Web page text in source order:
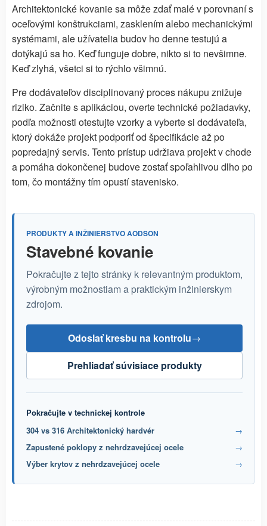
Architektonické kovanie sa môže zdať malé v porovnaní s
oceľovými konštrukciami, zasklením alebo mechanickými
systémami, ale užívatelia budov ho denne testujú a
dotýkajú sa ho. Keď funguje dobre, nikto si to nevšimne.
Keď zlyhá, všetci si to rýchlo všimnú.
Pre dodávateľov disciplinovaný proces nákupu znižuje
riziko. Začnite s aplikáciou, overte technické požiadavky,
podľa možnosti otestujte vzorky a vyberte si dodávateľa,
ktorý dokáže projekt podporiť od špecifikácie až po
popredajný servis. Tento prístup udržiava projekt v chode
a pomáha dokončenej budove zostať spoľahlivou dlho po
tom, čo montážny tím opustí stavenisko.
PRODUKTY A INŽINIERSTVO AODSON
Stavebné kovanie
Pokračujte z tejto stránky k relevantným produktom,
výrobným možnostiam a praktickým inžinierskym
zdrojom.
Odoslať kresbu na kontrolu→
Prehliadať súvisiace produkty
Pokračujte v technickej kontrole
304 vs 316 Architektonický hardvér
→
Zapustené poklopy z nehrdzavejúcej ocele
→
Výber krytov z nehrdzavejúcej ocele
→